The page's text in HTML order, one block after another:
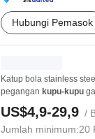
Hubungi Pemasok
Katup bola stainless
pegangan kupu-kupu
US$4,9-29,9 /
Jumlah minimum:20